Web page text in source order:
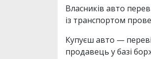
Власників авто
із транспортом
Купуєш авто —
продавець у базі